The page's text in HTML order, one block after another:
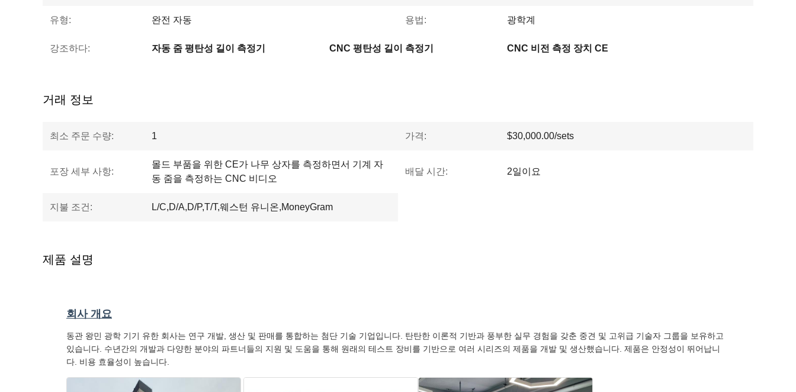
유형: 완전 자동 용법: 광학계
강조하다: 자동 줌 평탄성 길이 측정기 CNC 평탄성 길이 측정기 CNC 비전 측정 장치 CE
거래 정보
최소 주문 수량: 1 가격: $30,000.00/sets
포장 세부 사항:
몰드 부품을 위한 CE가 나무 상자를 측정하면서 기계 자
동 줌을 측정하는 CNC 비디오
배달 시간: 2일이요
지불 조건: L/C,D/A,D/P,T/T,웨스턴 유니온,MoneyGram
제품 설명
회사 개요
동관 왕민 광학 기기 유한 회사는 연구 개발, 생산 및 판매를 통합하는 첨단 기술 기업입니다. 탄탄한 이론적 기반과 풍부한 실무 경험을 갖춘 중견 및 고위급 기술자 그룹을 보유하고
있습니다. 수년간의 개발과 다양한 분야의 파트너들의 지원 및 도움을 통해 원래의 테스트 장비를 기반으로 여러 시리즈의 제품을 개발 및 생산했습니다. 제품은 안정성이 뛰어납니
다. 비용 효율성이 높습니다.